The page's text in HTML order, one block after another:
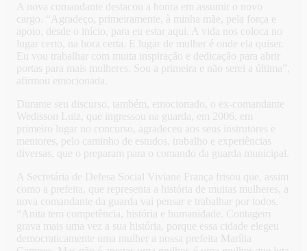
A nova comandante destacou a honra em assumir o novo
cargo. “Agradeço, primeiramente, à minha mãe, pela força e
apoio, desde o início, para eu estar aqui. A vida nos coloca no
lugar certo, na hora certa. E lugar de mulher é onde ela quiser.
Eu vou trabalhar com muita inspiração e dedicação para abrir
portas para mais mulheres. Sou a primeira e não serei a última”,
afirmou emocionada.
Durante seu discurso, também, emocionado, o ex-comandante
Wedisson Luiz, que ingressou na guarda, em 2006, em
primeiro lugar no concurso, agradeceu aos seus instrutores e
mentores, pelo caminho de estudos, trabalho e experiências
diversas, que o preparam para o comando da guarda municipal.
A Secretária de Defesa Social Viviane França frisou que, assim
como a prefeita, que representa a história de muitas mulheres, a
nova comandante da guarda vai pensar e trabalhar por todos.
“Anita tem competência, história e humanidade. Contagem
grava mais uma vez a sua história, porque essa cidade elegeu
democraticamente uma mulher a nossa prefeita Marília